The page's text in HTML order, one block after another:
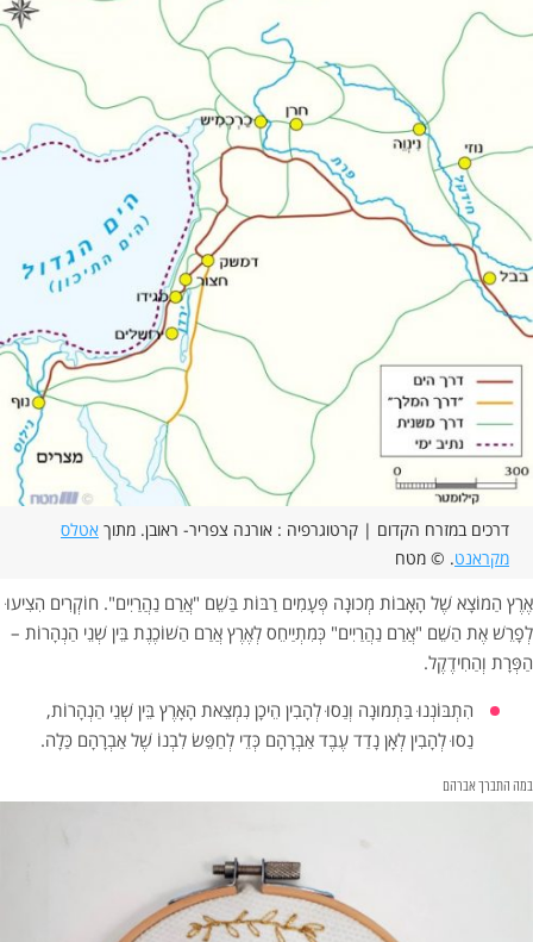
דרכים במזרח הקדום | קרטוגרפיה : אורנה צפריר- ראובן. מתוך אטלס
מקראנט. © מטח
אֶרֶץ הַמוֹצָא שֶׁל הָאָבוֹת מְכוּנָה פְּעָמִים רַבּוֹת בַּשֵׁם "אֲרַם נַהֲרַיִים". חוֹקְרִים הִצִיעוּ
לְפָרֵשׁ אֶת הַשֵׁם "אֲרַם נַהֲרַיִים" כְּמִתְיַיחֵס לְאֶרֶץ אֲרַם הַשׁוֹכֶנֶת בֵּין שְׁנֵי הַנְהָרוֹת –
הַפְּרָת וְהַחִידֶקֶל.
הִתְבּוֹנְנוּ בַּתְמוּנָה וְנַסוּ לְהָבִין הֵיכָן נִמְצֵאת הָאָרֶץ בֵּין שְׁנֵי הַנְהָרוֹת,
נַסוּ לְהָבִין לְאָן נָדַד עֶבֶד אַבְרָהָם כְּדֵי לְחַפֵּשׂ לִבְנוֹ שֶׁל אַבְרָהָם כַּלָה.
במה התברך אברהם